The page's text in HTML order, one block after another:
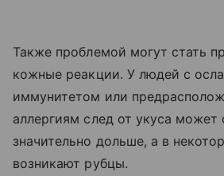
Также проблемой могут стать
кожные реакции. У людей с
иммунитетом или
аллергиям след от укуса может
значительно дольше, а в
возникают рубцы.